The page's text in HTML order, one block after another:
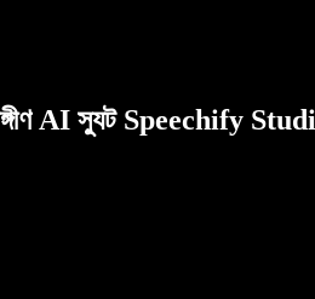
AI স্যুট Speechify